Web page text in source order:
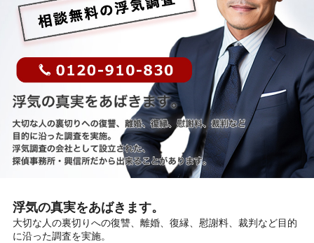
浮気の真実をあばきます。
大切な人の裏切りへの復讐、離婚、復縁、慰謝料、裁判など目的
に沿った調査を実施。